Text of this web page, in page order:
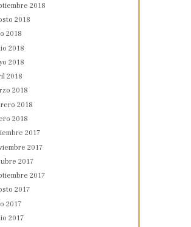
2018
2018
2018
2018
2018
2018
2018
2018
2018
2017
2017
2017
2017
2017
2017
2017